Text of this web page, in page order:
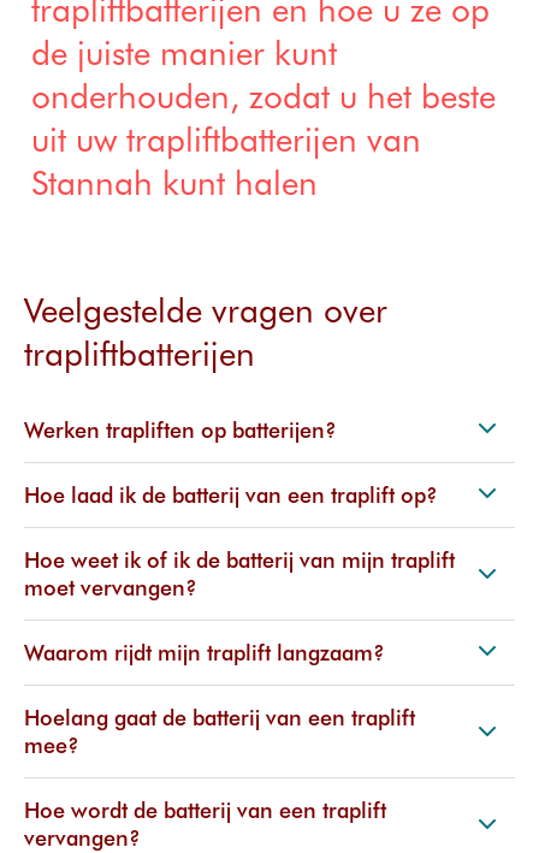
trap
Buitentrapli
ft
Prijzen van
trapliften
Verwijderingen
ng
arantie
Klantbe
oordeli
ngen
Prijzen
de juiste manier kunt
onderhouden, zodat u het beste
uit uw trapliftbatterijen van
Stannah kunt halen
Veelgestelde vragen over
trapliftbatterijen
Werken trapliften op batterijen?
Hoe laad ik de batterij van een traplift op?
Hoe weet ik of ik de batterij van mijn traplift
moet vervangen?
Waarom rijdt mijn traplift langzaam?
Hoelang gaat de batterij van een traplift
mee?
Hoe wordt de batterij van een traplift
vervangen?